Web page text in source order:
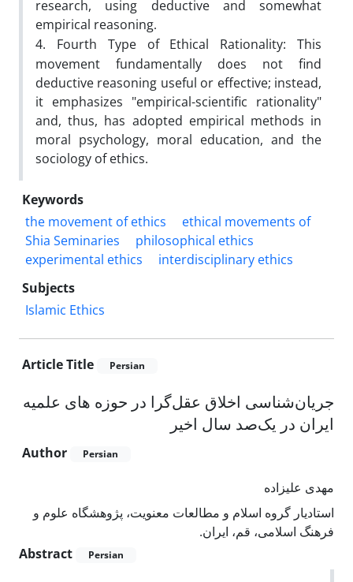
research, using deductive and somewhat
empirical reasoning.
4.
Fourth Type of Ethical Rationality: This
movement fundamentally does not find
deductive reasoning useful or effective; instead,
it emphasizes "empirical-scientific rationality"
and, thus, has adopted empirical methods in
moral psychology, moral education, and the
sociology of ethics.
Keywords
the movement of ethics
ethical movements of
Shia Seminaries
philosophical ethics
experimental ethics
interdisciplinary ethics
Subjects
Islamic Ethics
Article Title Persian
جریان‌شناسی اخلاق‎ عقل‌گرا در حوزه های علمیه
ایران در یک‌صد سال اخیر
Author Persian
مهدی علیزاده
استادیار گروه اسلام و مطالعات معنویت، پژوهشگاه علوم و
فرهنگ اسلامی، قم، ایران.
Abstract
Persian